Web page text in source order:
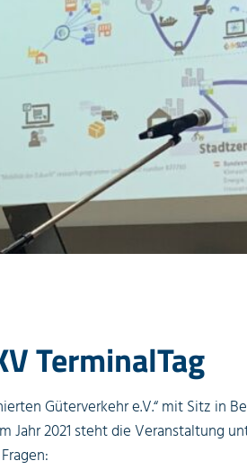
TerminalTag
Güterverkehr e.V.“ mit Sitz
Jahr 2021 steht die Veranstaltung